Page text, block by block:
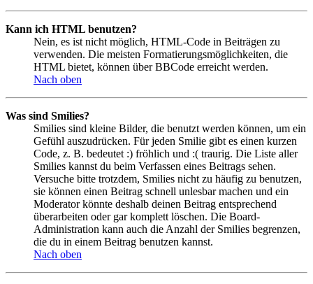
Kann ich HTML benutzen?
Nein, es ist nicht möglich, HTML-Code in Beiträgen zu
verwenden. Die meisten Formatierungsmöglichkeiten, die
HTML bietet, können über BBCode erreicht werden.
Nach oben
Was sind Smilies?
Smilies sind kleine Bilder, die benutzt werden können, um ein
Gefühl auszudrücken. Für jeden Smilie gibt es einen kurzen
Code, z. B. bedeutet :) fröhlich und :( traurig. Die Liste aller
Smilies kannst du beim Verfassen eines Beitrags sehen.
Versuche bitte trotzdem, Smilies nicht zu häufig zu benutzen,
sie können einen Beitrag schnell unlesbar machen und ein
Moderator könnte deshalb deinen Beitrag entsprechend
überarbeiten oder gar komplett löschen. Die Board-
Administration kann auch die Anzahl der Smilies begrenzen,
die du in einem Beitrag benutzen kannst.
Nach oben